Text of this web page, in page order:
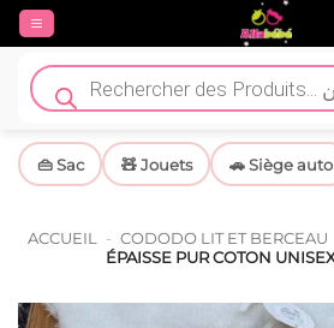
Passer
contenu
Recherche
de
produits
👜 Sac 🧸 Jouets 🚗 Siège auto
ACCUEIL - CODODO LIT ET BERCEAU
ÉPAISSE PUR COTON